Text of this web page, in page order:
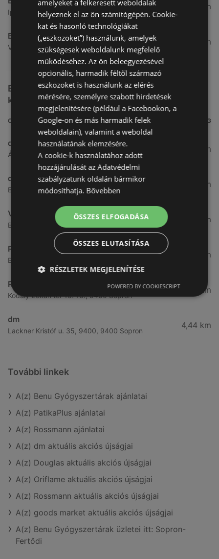
Ipar Körút 30, 9400 Sopron
7,03 km
Benu Gyógyszertárak
Vasút Sor 1, 9432 Fertőd
26,99 km
Egyéb Kozmetikumok és Drogéria üzletek a
közelben
CÍM TÁVOLSÁG
dm
Ágfalvi út 4, 9400, 9400 Sopron
3,26 km
dm
Besenyő u. 23, 9400 Sopron
3,28 km
Vianni
Bánfalvi út 14., 9400 Sopron
3,57 km
Rossmann
Bánfalvi út 6-8., 9400 Sopron
3,83 km
Rossmann
Kodály Zoltán tér 16. 16., 9400 Sopron
4,19 km
dm
Lackner Kristóf u. 35, 9400, 9400 Sopron
4,44 km
További linkek
A(z) Benu Gyógyszertárak ajánlatai
A(z) PatikaPlus ajánlatai
A(z) Rossmann ajánlatai
A(z) dm aktuális akciós újságjai
A(z) Douglas aktuális akciós újságjai
A(z) Oriflame aktuális akciós újságjai
A(z) Rossmann aktuális akciós újságjai
A(z) goods market aktuális akciós újságjai
A(z) Benu Gyógyszertárak üzletei itt: Sopron-
Fertődi
amelyeket a felkeresett weboldalak
helyeznek el az ön számítógépén. Cookie-
kat és hasonló technológiákat
(„eszközöket”) használunk, amelyek
szükségesek weboldalunk megfelelő
működéséhez. Az ön beleegyezésével
opcionális, harmadik féltől származó
eszközöket is használunk az elérés
mérésére, személyre szabott hirdetések
megjelenítésére (például a Facebookon, a
Google-on és más harmadik felek
weboldalain), valamint a weboldal
használatának elemzésére.
A cookie-k használatához adott
hozzájárulását az Adatvédelmi
szabályzatunk oldalán bármikor
módosíthatja. Bővebben
ÖSSZES ELFOGADÁSA
ÖSSZES ELUTASÍTÁSA
RÉSZLETEK MEGJELENÍTÉSE
POWERED BY COOKIESCRIPT